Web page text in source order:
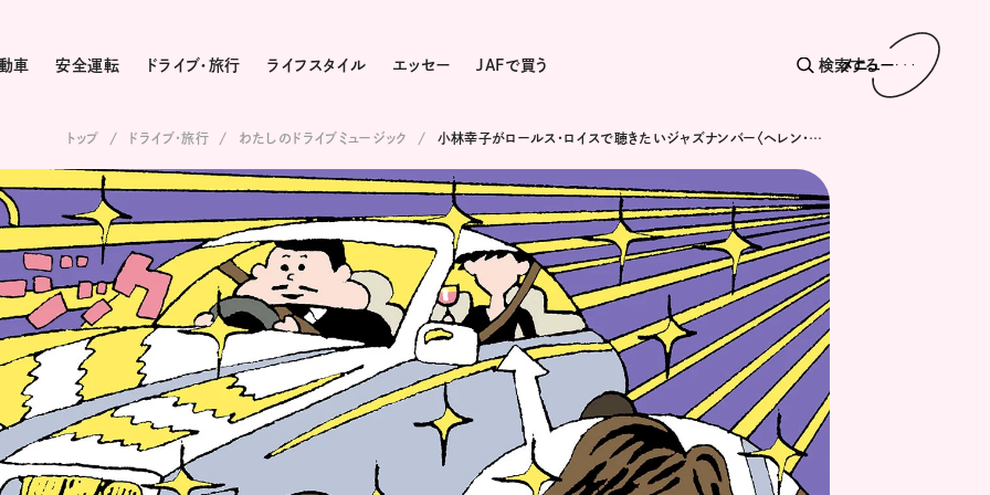
車 安全運転 ドライブ・旅行 ライフスタイル エッセー JAFで買う 検索する
メニュー
トップ ドライブ･旅行 わたしのドライブミュージック 小林幸子がロールス・ロイスで聴きたいジャズナンバー〈ヘレン・メリル / You’d Be So Nice To Come Home To〉